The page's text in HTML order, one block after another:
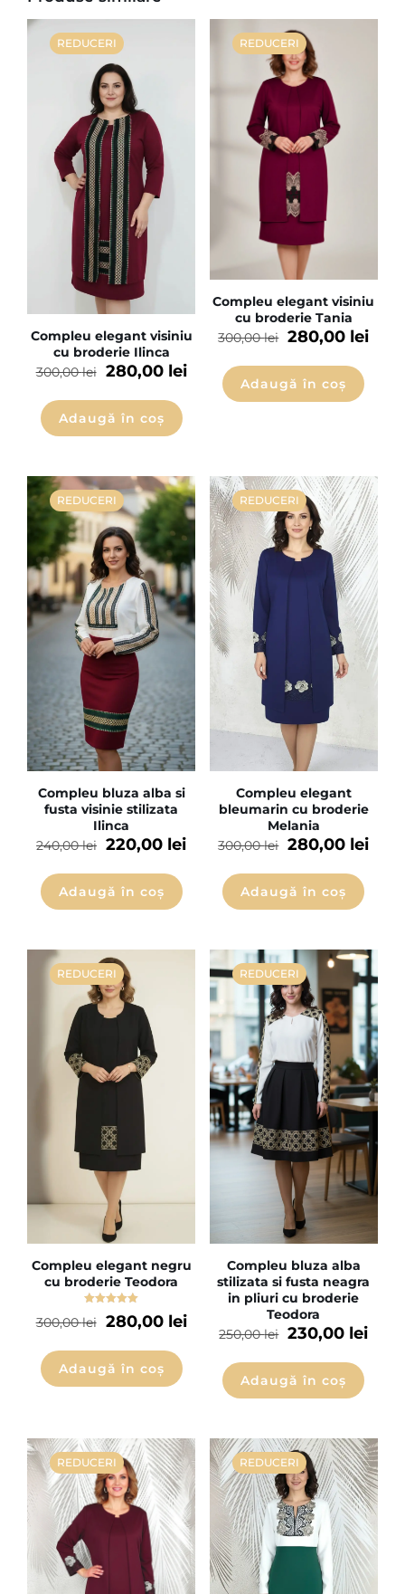
REDUCERI
Compleu elegant visiniu
cu broderie Ilinca
300,00lei 280,00 lei
Adaugă în coș
REDUCERI
Compleu elegant visiniu
cu broderie Tania
300,00lei 280,00 lei
Adaugă în coș
REDUCERI
Compleu bluza alba si
fusta visinie stilizata
Ilinca
240,00lei 220,00 lei
Adaugă în coș
REDUCERI
Compleu elegant
bleumarin cu broderie
Melania
300,00lei 280,00 lei
Adaugă în coș
REDUCERI
Compleu elegant negru
cu broderie Teodora
5.00
300,00lei 280,00 lei
Adaugă în coș
REDUCERI
Compleu bluza alba
stilizata si fusta neagra
in pliuri cu broderie
Teodora
250,00lei 230,00 lei
Adaugă în coș
REDUCERI REDUCERI